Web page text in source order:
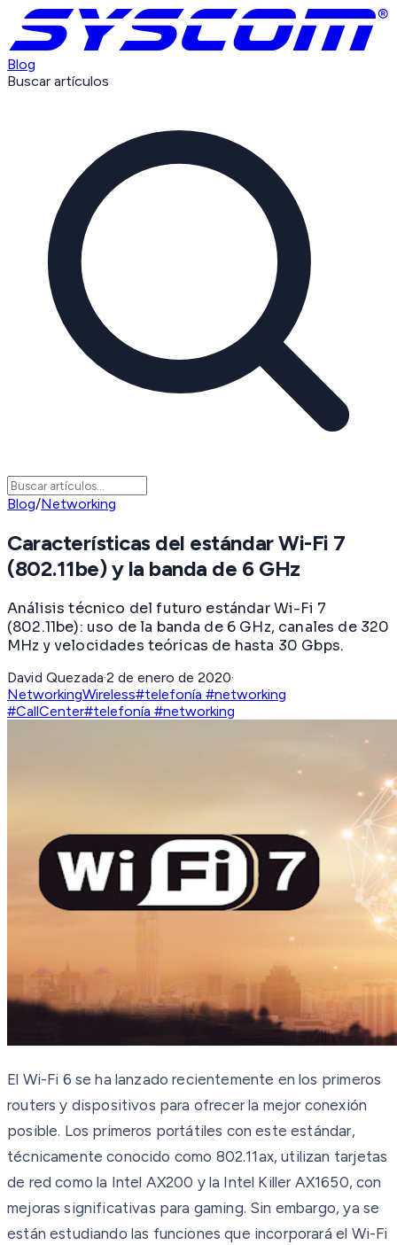
Blog
Buscar artículos
Blog/Networking
Características del estándar Wi-Fi 7
(802.11be) y la banda de 6 GHz
Análisis técnico del futuro estándar Wi-Fi 7
(802.11be): uso de la banda de 6 GHz, canales de 320
MHz y velocidades teóricas de hasta 30 Gbps.
David Quezada·2 de enero de 2020·
NetworkingWireless#telefonía #networking
#CallCenter#telefonía #networking
El Wi-Fi 6 se ha lanzado recientemente en los primeros
routers y dispositivos para ofrecer la mejor conexión
posible. Los primeros portátiles con este estándar,
técnicamente conocido como 802.11ax, utilizan tarjetas
de red como la Intel AX200 y la Intel Killer AX1650, con
mejoras significativas para gaming. Sin embargo, ya se
están estudiando las funciones que incorporará el Wi-Fi